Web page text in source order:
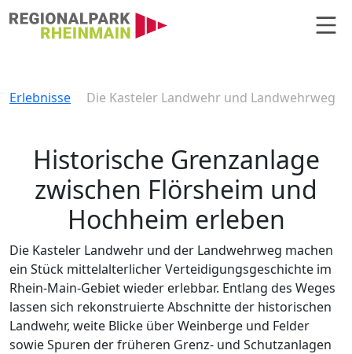
Hauptnavigation
Erlebnisse Die Kasteler Landwehr und Landwehrweg
Historische Grenzanlage
zwischen Flörsheim und
Hochheim erleben
Die Kasteler Landwehr und der Landwehrweg machen
ein Stück mittelalterlicher Verteidigungsgeschichte im
Rhein-Main-Gebiet wieder erlebbar. Entlang des Weges
lassen sich rekonstruierte Abschnitte der historischen
Landwehr, weite Blicke über Weinberge und Felder
sowie Spuren der früheren Grenz- und Schutzanlagen